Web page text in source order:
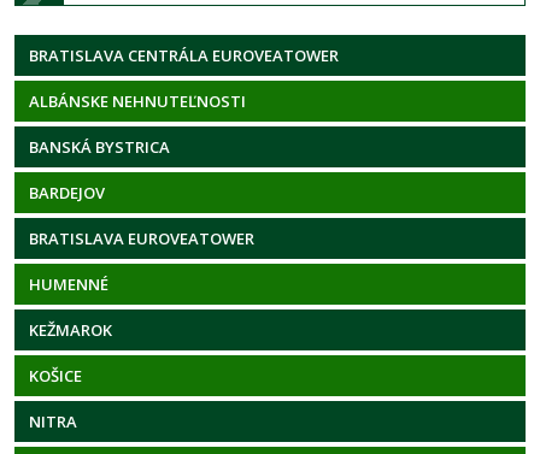
BRATISLAVA CENTRÁLA EUROVEATOWER
ALBÁNSKE NEHNUTEĽNOSTI
BANSKÁ BYSTRICA
BARDEJOV
BRATISLAVA EUROVEATOWER
HUMENNÉ
KEŽMAROK
KOŠICE
NITRA